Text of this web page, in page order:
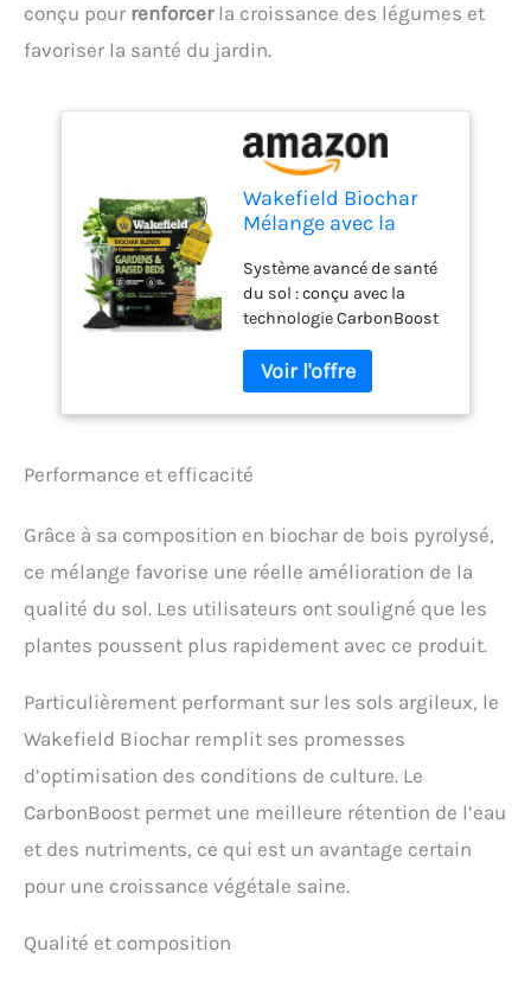
conçu pour renforcerla croissance des légumes et
favoriser la santé du jardin.
Wakefield Biochar
Mélange avec la
CarbonBoost –
Meilleure rétention
d'eau et de
nutriments pour le
sol de jardin
surélevé – Mélange
ultime de terreau
légumes, jardins et
Système avancé de santé
du sol : conçu avec la
technologie CarbonBoost
supérieure pour optimiser
l'aération, le compactage
et l'activité microbienne
terre de jardin pour les
développement robuste
des racines et une vigueur
Parfait pour améliorer la
fertilité du sol, stimuler la
Rétention supérieure de
l'eau et des nutriments :
notre formule avancée
bloquant l'humidité réduit
jusqu'à 50 % tout en
augmentant l'absorption
des engrais, parfaite
comme terre de jardin
Performance et efficacité
Grâce à sa composition en biochar de bois pyrolysé,
ce mélange favorise une réelle amélioration de la
qualité du sol. Les utilisateurs ont souligné que les
plantes poussent plus rapidement avec ce produit.
Particulièrement performant sur les sols argileux, le
Wakefield Biochar remplit ses promesses
d’optimisation des conditions de culture. Le
CarbonBoost permet une meilleure rétention de l’eau
et des nutriments, ce qui est un avantage certain
pour une croissance végétale saine.
Qualité et composition